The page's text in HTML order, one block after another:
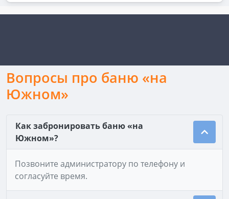
Вопросы про баню «на
Южном»
Как забронировать баню «на
Южном»?
Позвоните администратору по телефону и
согласуйте время.